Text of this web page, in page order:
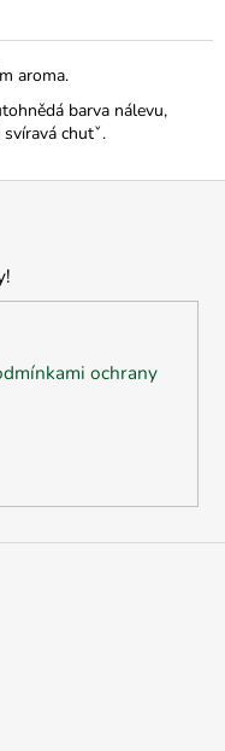
aroma.
barva nálevu,
chutˇ.
ochrany